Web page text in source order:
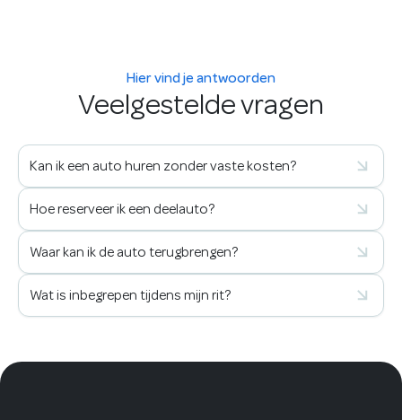
Hier vind je antwoorden
Veelgestelde vragen
Kan ik een auto huren zonder vaste kosten?
Hoe reserveer ik een deelauto?
Waar kan ik de auto terugbrengen?
Wat is inbegrepen tijdens mijn rit?